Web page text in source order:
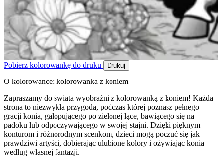
Pobierz kolorowankę do druku Drukuj
O kolorowance: kolorowanka z koniem
Zapraszamy do świata wyobraźni z kolorowanką z koniem! Każda
strona to niezwykła przygoda, podczas której poznasz pełnego
gracji konia, galopującego po zielonej łące, bawiącego się na
padoku lub odpoczywającego w swojej stajni. Dzięki pięknym
konturom i różnorodnym scenkom, dzieci mogą poczuć się jak
prawdziwi artyści, dobierając ulubione kolory i ożywiając konia
według własnej fantazji.